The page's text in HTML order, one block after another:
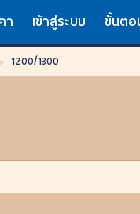
า เข้าสู่ระบบ ขั้นตอ
> 1200/1300